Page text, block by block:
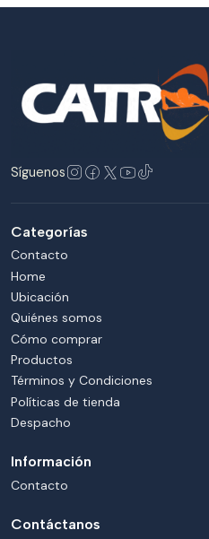
Síguenos
Categorías
Contacto
Home
Ubicación
Quiénes somos
Cómo comprar
Productos
Términos y Condiciones
Políticas de tienda
Despacho
Información
Contacto
Contáctanos